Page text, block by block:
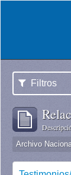
Filtros
Archivo